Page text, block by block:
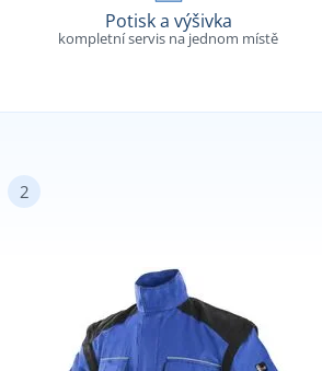
Potisk a výšivka
kompletní servis na jednom místě
2